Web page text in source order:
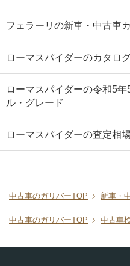
フェラーリの新車・中古車
ローマスパイダーのカタロ
ローマスパイダーの令和5
ル・グレード
ローマスパイダーの査定相
中古車のガリバーTOP 新車・
中古車のガリバーTOP 中古車